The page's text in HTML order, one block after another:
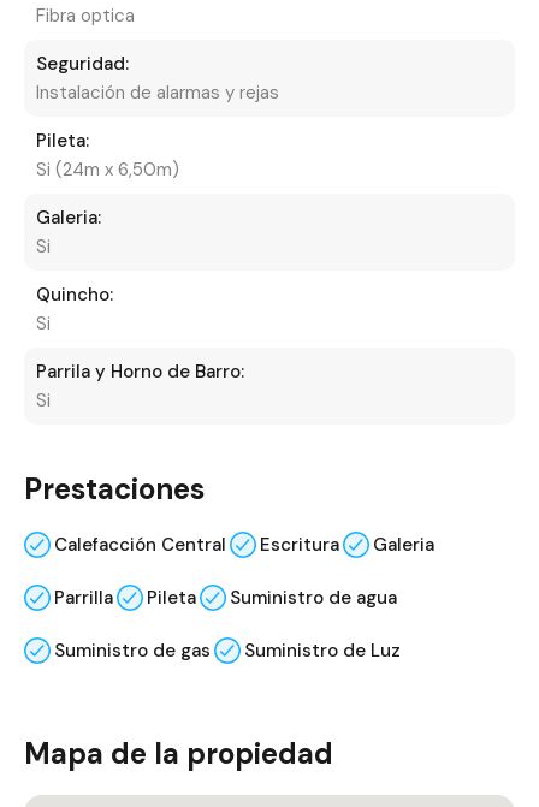
Fibra optica
Seguridad:
Instalación de alarmas y rejas
Pileta:
Si (24m x 6,50m)
Galeria:
Si
Quincho:
Si
Parrila y Horno de Barro:
Si
Prestaciones
Calefacción Central Escritura Galeria
Parrilla Pileta Suministro de agua
Suministro de gas Suministro de Luz
Mapa de la propiedad